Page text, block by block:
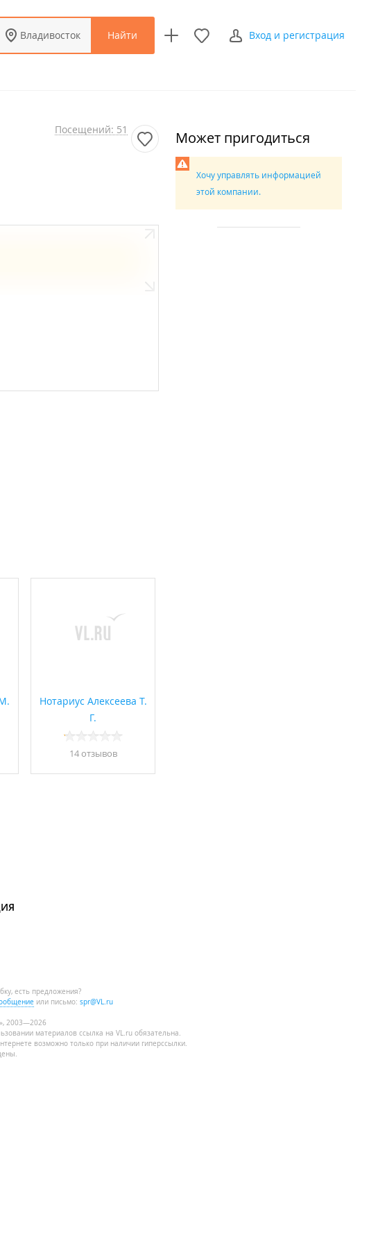
Владивосток Найти Вход и регистрация
Посещений: 51
Нотариус Алексеева Т.
Г.
14 отзывов
Может пригодиться
Хочу управлять информацией
этой компании.
есть предложения?
или письмо: spr@VL.ru
2003—2026
материалов ссылка на VL.ru обязательна.
возможно только при наличии гиперссылки.